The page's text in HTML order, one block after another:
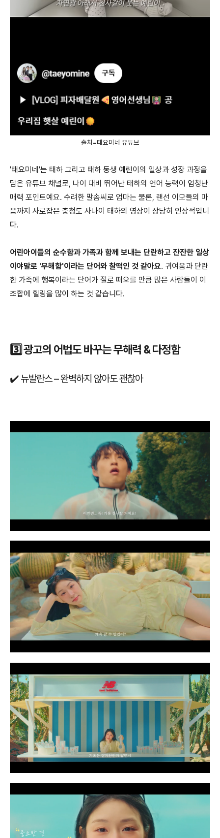
출처=태요미네 유튜브
'태요미네'는 태하 그리고 태하 동생 예린이의 일상과 성장 과정을
담은 유튜브 채널로, 나이 대비 뛰어난 태하의 언어 능력이 엄청난
매력 포인트예요. 수려한 말솜씨로 엄마는 물론, 랜선 이모들의 마
음까지 사로잡은 충청도 사나이 태하의 영상이 상당히 인상적입니
다.
어린아이들의 순수함과 가족과 함께 보내는 단란하고 잔잔한 일상
이야말로 '무해함'이라는 단어와 찰떡인 것 같아요. 귀여움과 단란
한 가족에 행복이라는 단어가 절로 떠오를 만큼 많은 사람들이 이
조합에 힐링을 많이 하는 것 같습니다.
3️⃣ 광고의 어법도 바꾸는 무해력 & 다정함
✔️ 뉴발란스 – 완벽하지 않아도 괜찮아